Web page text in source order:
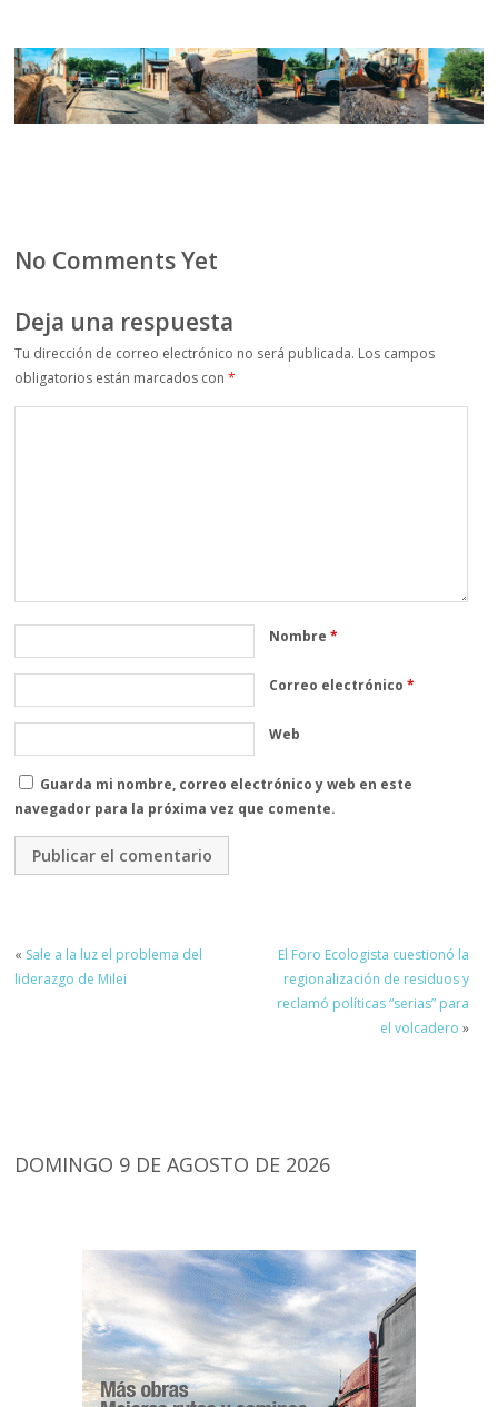
No Comments Yet
Deja una respuesta
Tu dirección de correo electrónico no será publicada. Los campos
obligatorios están marcados con*
Nombre*
Correo electrónico*
Web
Guarda mi nombre, correo electrónico y web en este
navegador para la próxima vez que comente.
« Sale a la luz el problema del
liderazgo de Milei
El Foro Ecologista cuestionó la
regionalización de residuos y
reclamó políticas “serias” para
el volcadero »
DOMINGO 9 DE AGOSTO DE 2026